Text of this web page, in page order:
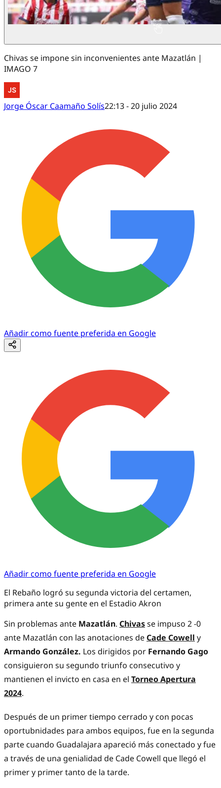
Chivas se impone sin inconvenientes ante Mazatlán |
IMAGO 7
Jorge Óscar Caamaño Solís22:13 - 20 julio 2024
Añadir como fuente preferida en Google
Añadir como fuente preferida en Google
El Rebaño logró su segunda victoria del certamen,
primera ante su gente en el Estadio Akron
Sin problemas ante Mazatlán. Chivasse impuso 2 -0
ante Mazatlán con las anotaciones de Cade Cowell y
Armando González. Los dirigidos por Fernando Gago
consiguieron su segundo triunfo consecutivo y
mantienen el invicto en casa en el Torneo Apertura
2024.
Después de un primer tiempo cerrado y con pocas
oportubnidades para ambos equipos, fue en la segunda
parte cuando Guadalajara apareció más conectado y fue
a través de una genialidad de Cade Cowell que llegó el
primer y primer tanto de la tarde.